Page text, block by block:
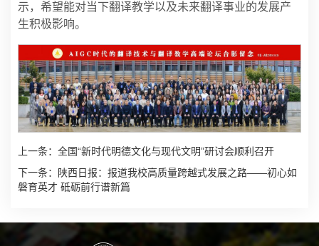
示，希望能对当下翻译教学以及未来翻译事业的发展产
生积极影响。
上一条： 全国“新时代明德文化与现代文明”研讨会顺利召开
下一条：
陕西日报：报道我校高质量跨越式发展之路——初心如
磐育英才 砥砺前行谱新篇